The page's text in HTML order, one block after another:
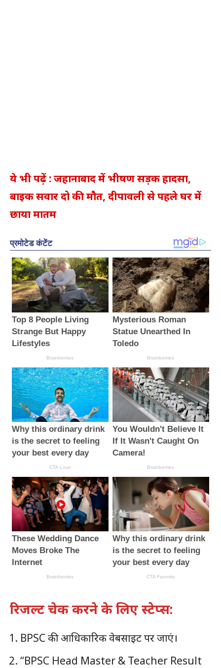
ये भी पढ़ें : जहानाबाद में भीषण सड़क हादसा,
बाइक सवार दो की मौत, दीपावली से पहले घर में
छाया मातम
रिजल्ट चेक करने के लिए स्टेप्स:
BPSC की आधिकारिक वेबसाइट पर जाएं।
“BPSC Head Master & Teacher Result